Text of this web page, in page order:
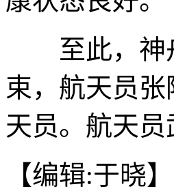
至此，神舟
束，航天员
天员。航天
【编辑:于晓】